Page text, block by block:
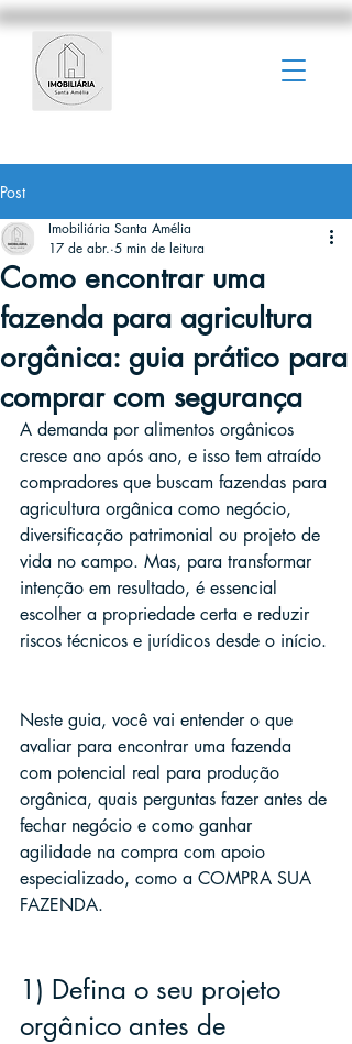
Post
Como encontrar uma
fazenda para agricultura
orgânica: guia prático para
comprar com segurança
Imobiliária Santa Amélia
17 de abr. 5 min de leitura
A demanda por alimentos orgânicos
cresce ano após ano, e isso tem atraído
compradores que buscam fazendas para
agricultura orgânica como negócio,
diversificação patrimonial ou projeto de
vida no campo. Mas, para transformar
intenção em resultado, é essencial
escolher a propriedade certa e reduzir
riscos técnicos e jurídicos desde o início.
Neste guia, você vai entender o que
avaliar para encontrar uma fazenda
com potencial real para produção
orgânica, quais perguntas fazer antes de
fechar negócio e como ganhar
agilidade na compra com apoio
especializado, como a COMPRA SUA
FAZENDA.
1) Defina o seu projeto
orgânico antes de